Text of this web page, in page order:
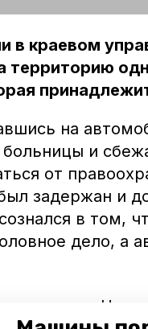
в краевом
территорию
на
и
от
задержан и
в том,
дело, а
что в